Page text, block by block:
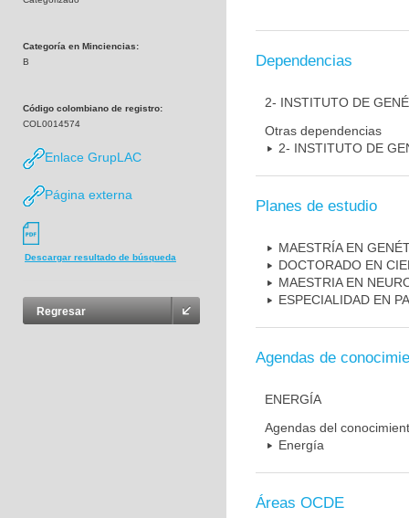
Categoría en Minciencias:
B
Código colombiano de registro:
COL0014574
Enlace GrupLAC
Página externa
Descargar resultado de búsqueda
Regresar
Dependencias
2- INSTITUTO DE
Otras dependencias
2- INSTITUTO DE
Planes de estudio
MAESTRÍA EN
DOCTORADO EN
MAESTRIA EN
ESPECIALIDAD EN
Agendas de
ENERGÍA
Agendas del
Energía
Áreas OCDE